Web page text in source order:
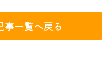
事一覧へ戻る